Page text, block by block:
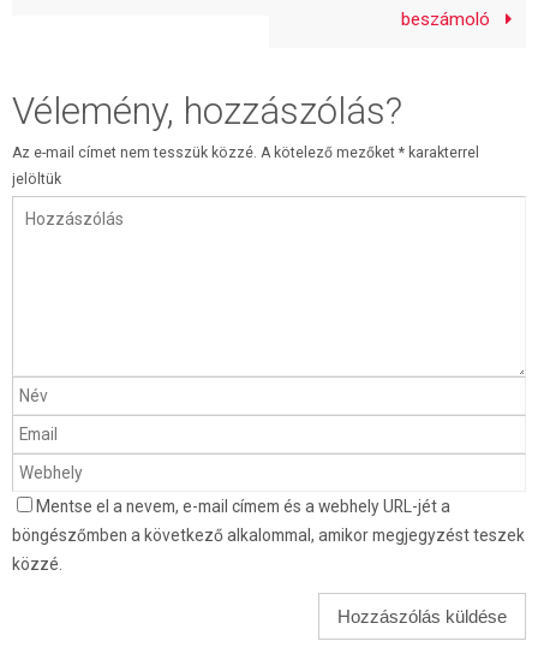
beszámoló
Vélemény, hozzászólás?
Az e-mail címet nem tesszük közzé. A kötelező mezőket * karakterrel
jelöltük
Mentse el a nevem, e-mail címem és a webhely URL-jét a
böngészőmben a következő alkalommal, amikor megjegyzést teszek
közzé.